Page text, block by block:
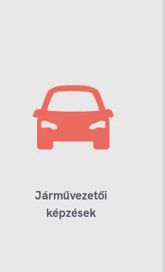
Járművezetői
képzések